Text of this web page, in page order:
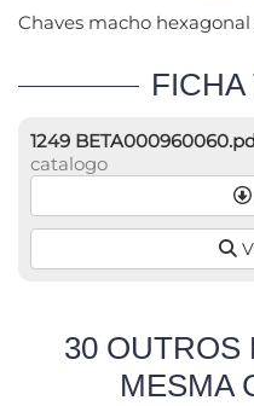
Chaves macho
1249
catalogo
30 OUTROS
MESMA